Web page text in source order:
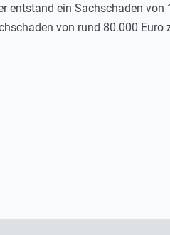
entstand ein Sachschaden von
von rund 80.000 Euro